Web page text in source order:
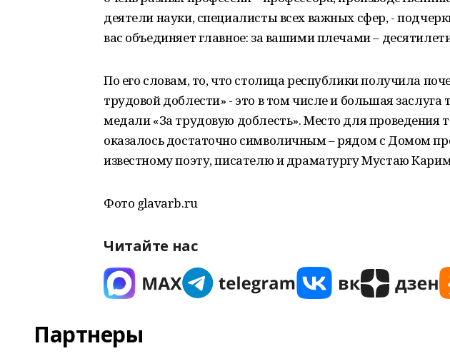
деятели науки, специалисты всех важных сфер, -
вас объединяет главное: за вашими плечами –
По его словам, то, что столица республики получила
трудовой доблести» - это в том числе и большая заслуга
медали «За трудовую доблесть». Место для проведения
оказалось достаточно символичным – рядом с Домом
известному поэту, писателю и драматургу Мустаю
Фото glavarb.ru
Читайте нас
Партнеры